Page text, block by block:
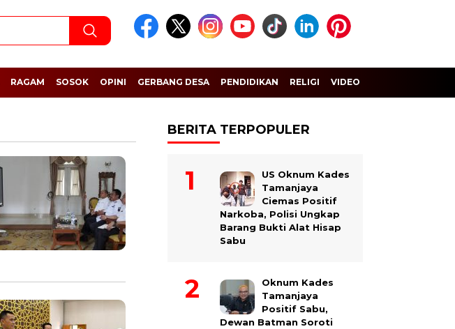
RAGAM SOSOK OPINI GERBANG DESA PENDIDIKAN RELIGI VIDEO
BERITA TERPOPULER
US Oknum Kades
Tamanjaya
Ciemas Positif
Narkoba, Polisi Ungkap
Barang Bukti Alat Hisap
Sabu
Oknum Kades
Tamanjaya
Positif Sabu,
Dewan Batman Soroti